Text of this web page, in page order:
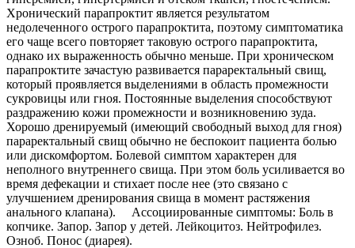
Хронический парапроктит является результатом
недолеченного острого парапроктита, поэтому симптоматика
его чаще всего повторяет таковую острого парапроктита,
однако их выраженность обычно меньше. При хроническом
парапроктите зачастую развивается параректальный свищ,
который проявляется выделениями в область промежности
сукровицы или гноя. Постоянные выделения способствуют
раздражению кожи промежности и возникновению зуда.
Хорошо дренируемый (имеющий свободный выход для гноя)
параректальный свищ обычно не беспокоит пациента болью
или дискомфортом. Болевой симптом характерен для
неполного внутреннего свища. При этом боль усиливается во
время дефекации и стихает после нее (это связано с
улучшением дренирования свища в момент растяжения
анального клапана). Ассоциированные симптомы: Боль в
копчике. Запор. Запор у детей. Лейкоцитоз. Нейтрофилез.
Озноб. Понос (диарея).